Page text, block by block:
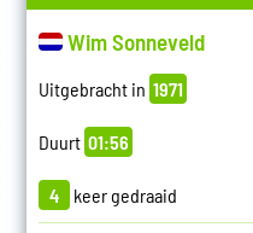
Wim Sonneveld
Uitgebracht in 1971
Duurt 01:56
4 keer gedraaid